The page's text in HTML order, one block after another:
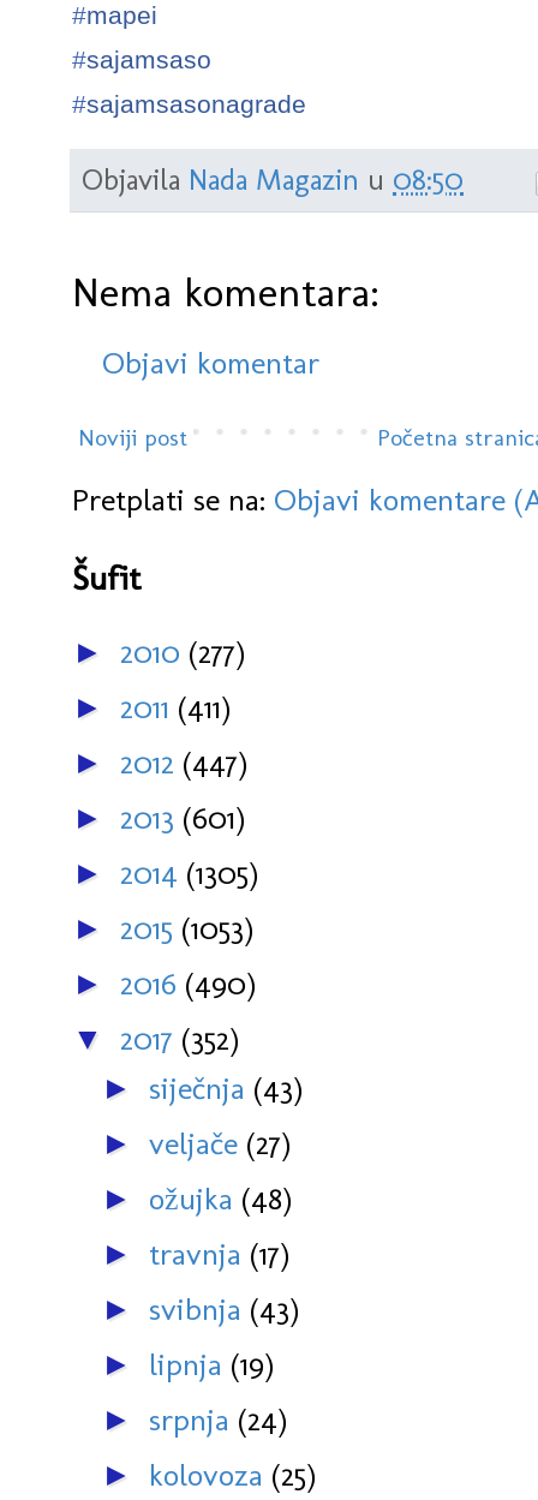
#mapei
#sajamsaso
#sajamsasonagrade
Objavila Nada Magazin u 08:50
Nema komentara:
Objavi komentar
Noviji post Početna
Pretplati se na: Objavi komentare
Šufit
► 2010 (277)
► 2011 (411)
► 2012 (447)
► 2013 (601)
► 2014 (1305)
► 2015 (1053)
► 2016 (490)
▼ 2017 (352)
► siječnja (43)
► veljače (27)
► ožujka (48)
► travnja (17)
► svibnja (43)
► lipnja (19)
► srpnja (24)
► kolovoza (25)